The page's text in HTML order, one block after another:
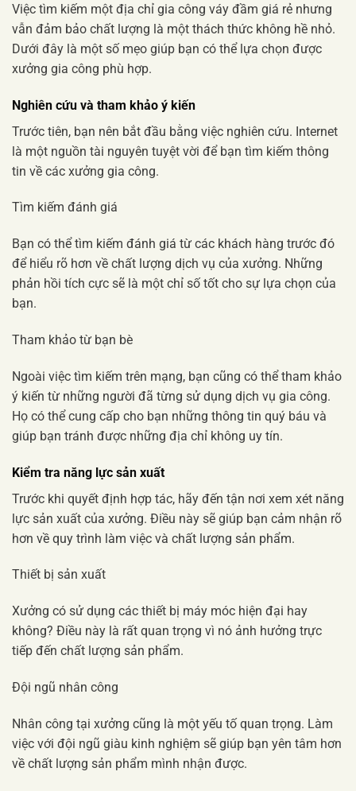
Việc tìm kiếm một địa chỉ gia công váy đầm giá rẻ nhưng
vẫn đảm bảo chất lượng là một thách thức không hề nhỏ.
Dưới đây là một số mẹo giúp bạn có thể lựa chọn được
xưởng gia công phù hợp.
Nghiên cứu và tham khảo ý kiến
Trước tiên, bạn nên bắt đầu bằng việc nghiên cứu. Internet
là một nguồn tài nguyên tuyệt vời để bạn tìm kiếm thông
tin về các xưởng gia công.
Tìm kiếm đánh giá
Bạn có thể tìm kiếm đánh giá từ các khách hàng trước đó
để hiểu rõ hơn về chất lượng dịch vụ của xưởng. Những
phản hồi tích cực sẽ là một chỉ số tốt cho sự lựa chọn của
bạn.
Tham khảo từ bạn bè
Ngoài việc tìm kiếm trên mạng, bạn cũng có thể tham khảo
ý kiến từ những người đã từng sử dụng dịch vụ gia công.
Họ có thể cung cấp cho bạn những thông tin quý báu và
giúp bạn tránh được những địa chỉ không uy tín.
Kiểm tra năng lực sản xuất
Trước khi quyết định hợp tác, hãy đến tận nơi xem xét năng
lực sản xuất của xưởng. Điều này sẽ giúp bạn cảm nhận rõ
hơn về quy trình làm việc và chất lượng sản phẩm.
Thiết bị sản xuất
Xưởng có sử dụng các thiết bị máy móc hiện đại hay
không? Điều này là rất quan trọng vì nó ảnh hưởng trực
tiếp đến chất lượng sản phẩm.
Đội ngũ nhân công
Nhân công tại xưởng cũng là một yếu tố quan trọng. Làm
việc với đội ngũ giàu kinh nghiệm sẽ giúp bạn yên tâm hơn
về chất lượng sản phẩm mình nhận được.